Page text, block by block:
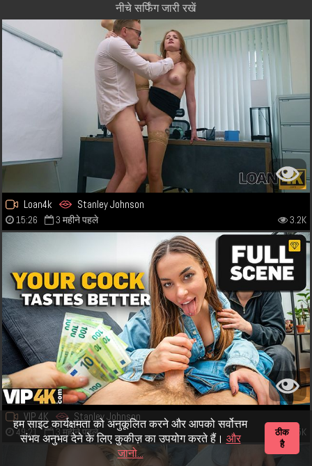
हम साइट कार्यक्षमता को अनुकूलित करने और आपको सर्वोत्तम
संभव अनुभव देने के लिए कुकीज़ का उपयोग करते हैं। और
जानो...
ठीक
है
नीचे सर्फिंग जारी रखें
Loan4k Stanley Johnson
15:26 3 महीने पहले 3.2K
VIP 4K Stanley Johnson
49:21 3 महीने पहले 15K